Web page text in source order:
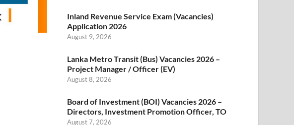
Inland Revenue Service Exam (Vacancies)
Application 2026
August 9, 2026
Lanka Metro Transit (Bus) Vacancies 2026 –
Project Manager / Officer (EV)
August 8, 2026
Board of Investment (BOI) Vacancies 2026 –
Directors, Investment Promotion Officer, TO
August 7, 2026